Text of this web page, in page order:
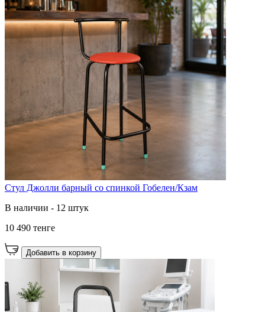
Стул Джолли барный со спинкой Гобелен/Кзам
В наличии - 12 штук
10 490 тенге
Добавить в корзину